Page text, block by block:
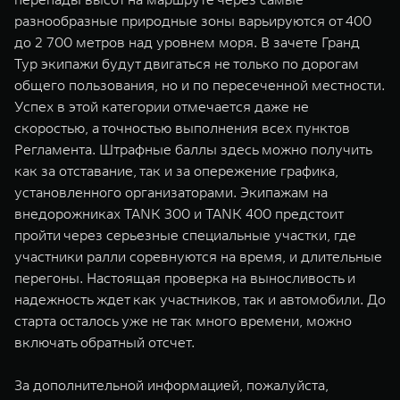
разнообразные природные зоны варьируются от 400
до 2 700 метров над уровнем моря. В зачете Гранд
Тур экипажи будут двигаться не только по дорогам
общего пользования, но и по пересеченной местности.
Успех в этой категории отмечается даже не
скоростью, а точностью выполнения всех пунктов
Регламента. Штрафные баллы здесь можно получить
как за отставание, так и за опережение графика,
установленного организаторами. Экипажам на
внедорожниках TANK 300 и TANK 400 предстоит
пройти через серьезные специальные участки, где
участники ралли соревнуются на время, и длительные
перегоны. Настоящая проверка на выносливость и
надежность ждет как участников, так и автомобили. До
старта осталось уже не так много времени, можно
включать обратный отсчет.
За дополнительной информацией, пожалуйста,